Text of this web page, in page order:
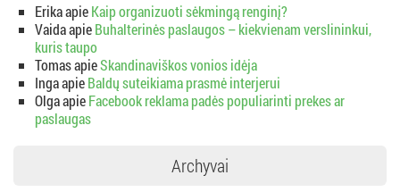
ErikaapieKaip organizuoti sėkmingą renginį?
VaidaapieBuhalterinės paslaugos – kiekvienam verslininkui,
kuris taupo
TomasapieSkandinaviškos vonios idėja
IngaapieBaldų suteikiama prasmė interjerui
OlgaapieFacebook reklama padės populiarinti prekes ar
paslaugas
Archyvai